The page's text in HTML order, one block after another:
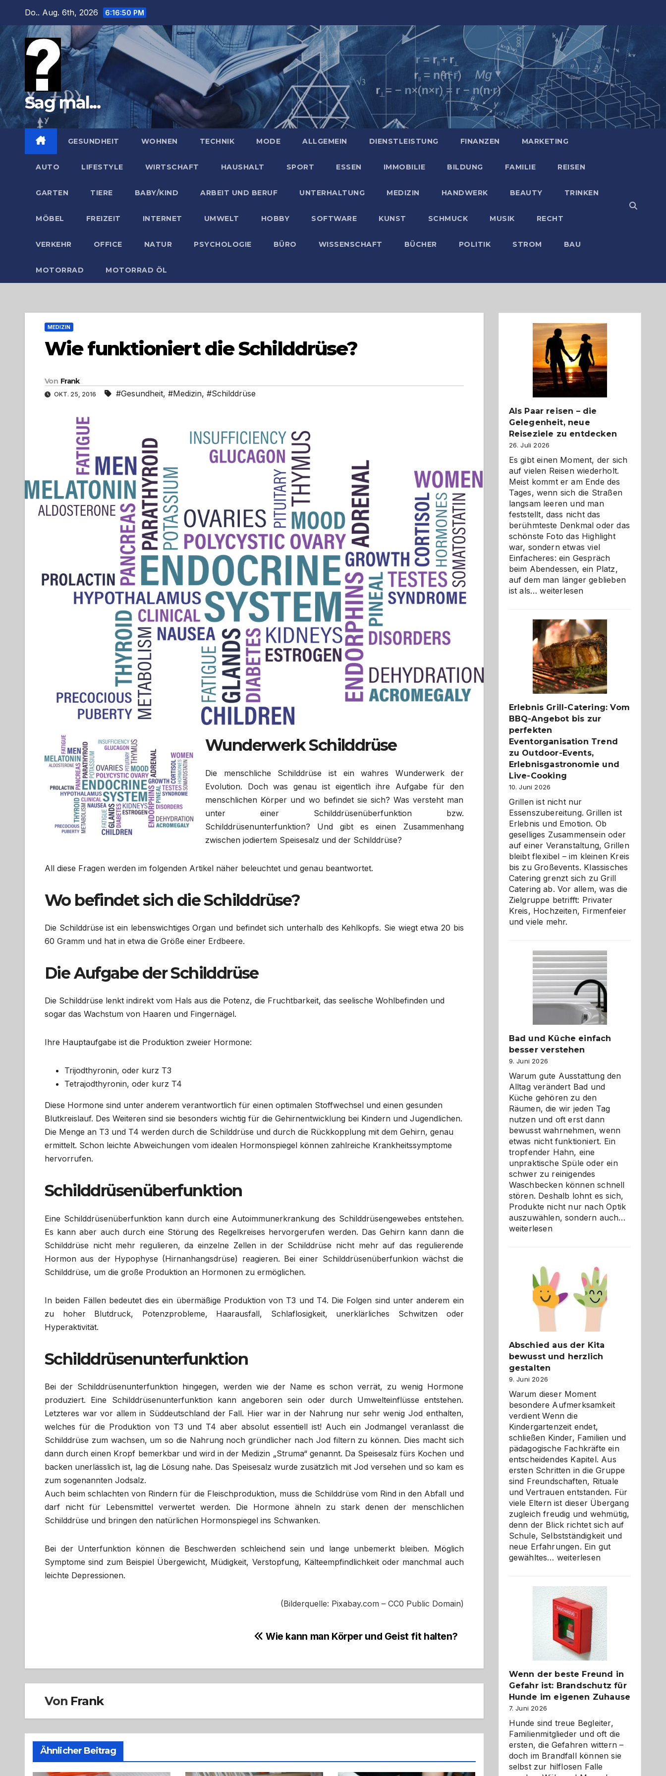
springen
Do.. Aug. 6th, 2026 6:16:51 PM
Sag mal...
GESUNDHEIT WOHNEN TECHNIK MODE ALLGEMEIN DIENSTLEISTUNG FINANZEN MARKETING
AUTO LIFESTYLE WIRTSCHAFT HAUSHALT SPORT ESSEN IMMOBILIE BILDUNG FAMILIE REISEN
GARTEN TIERE BABY/KIND ARBEIT UND BERUF UNTERHALTUNG MEDIZIN HANDWERK BEAUTY TRINKEN
MÖBEL FREIZEIT INTERNET UMWELT HOBBY SOFTWARE KUNST SCHMUCK MUSIK RECHT
VERKEHR OFFICE NATUR PSYCHOLOGIE BÜRO WISSENSCHAFT BÜCHER POLITIK STROM BAU
MOTORRAD MOTORRAD ÖL
MEDIZIN
Wie funktioniert die Schilddrüse?
Von Frank
OKT. 25, 2016 #Gesundheit, #Medizin, #Schilddrüse
Wunderwerk Schilddrüse
Die menschliche Schilddrüse ist ein wahres Wunderwerk der
Evolution. Doch was genau ist eigentlich ihre Aufgabe für den
menschlichen Körper und wo befindet sie sich? Was versteht man
unter einer Schilddrüsenüberfunktion bzw.
Schilddrüsenunterfunktion? Und gibt es einen Zusammenhang
zwischen jodiertem Speisesalz und der Schilddrüse?
All diese Fragen werden im folgenden Artikel näher beleuchtet und genau beantwortet.
Wo befindet sich die Schilddrüse?
Die Schilddrüse ist ein lebenswichtiges Organ und befindet sich unterhalb des Kehlkopfs. Sie wiegt etwa 20 bis
60 Gramm und hat in etwa die Größe einer Erdbeere.
Die Aufgabe der Schilddrüse
Die Schilddrüse lenkt indirekt vom Hals aus die Potenz, die Fruchtbarkeit, das seelische Wohlbefinden und
sogar das Wachstum von Haaren und Fingernägel.
Ihre Hauptaufgabe ist die Produktion zweier Hormone:
Trijodthyronin, oder kurz T3
Tetrajodthyronin, oder kurz T4
Diese Hormone sind unter anderem verantwortlich für einen optimalen Stoffwechsel und einen gesunden
Blutkreislauf. Des Weiteren sind sie besonders wichtig für die Gehirnentwicklung bei Kindern und Jugendlichen.
Die Menge an T3 und T4 werden durch die Schilddrüse und durch die Rückkopplung mit dem Gehirn, genau
ermittelt. Schon leichte Abweichungen vom idealen Hormonspiegel können zahlreiche Krankheitssymptome
hervorrufen.
Schilddrüsenüberfunktion
Eine Schilddrüsenüberfunktion kann durch eine Autoimmunerkrankung des Schilddrüsengewebes entstehen.
Es kann aber auch durch eine Störung des Regelkreises hervorgerufen werden. Das Gehirn kann dann die
Schilddrüse nicht mehr regulieren, da einzelne Zellen in der Schilddrüse nicht mehr auf das regulierende
Hormon aus der Hypophyse (Hirnanhangsdrüse) reagieren. Bei einer Schilddrüsenüberfunkion wächst die
Schilddrüse, um die große Produktion an Hormonen zu ermöglichen.
In beiden Fällen bedeutet dies ein übermäßige Produktion von T3 und T4. Die Folgen sind unter anderem ein
zu hoher Blutdruck, Potenzprobleme, Haarausfall, Schlaflosigkeit, unerklärliches Schwitzen oder
Hyperaktivität.
Schilddrüsenunterfunktion
Bei der Schilddrüsenunterfunktion hingegen, werden wie der Name es schon verrät, zu wenig Hormone
produziert. Eine Schilddrüsenunterfunktion kann angeboren sein oder durch Umwelteinflüsse entstehen.
Letzteres war vor allem in Süddeutschland der Fall. Hier war in der Nahrung nur sehr wenig Jod enthalten,
welches für die Produktion von T3 und T4 aber absolut essentiell ist! Auch ein Jodmangel veranlasst die
Schilddrüse zum wachsen, um so die Nahrung noch gründlicher nach Jod filtern zu können. Dies macht sich
dann durch einen Kropf bemerkbar und wird in der Medizin „Struma“ genannt. Da Speisesalz fürs Kochen und
backen unerlässlich ist, lag die Lösung nahe. Das Speisesalz wurde zusätzlich mit Jod versehen und so kam es
zum sogenannten Jodsalz.
Auch beim schlachten von Rindern für die Fleischproduktion, muss die Schilddrüse vom Rind in den Abfall und
darf nicht für Lebensmittel verwertet werden. Die Hormone ähneln zu stark denen der menschlichen
Schilddrüse und bringen den natürlichen Hormonspiegel ins Schwanken.
Bei der Unterfunktion können die Beschwerden schleichend sein und lange unbemerkt bleiben. Möglich
Symptome sind zum Beispiel Übergewicht, Müdigkeit, Verstopfung, Kälteempfindlichkeit oder manchmal auch
leichte Depressionen.
(Bilderquelle: Pixabay.com – CC0 Public Domain)
Wie kann man Körper und Geist fit halten?
Von Frank
Ähnlicher Beitrag
Als Paar reisen – die
Gelegenheit, neue
Reiseziele zu entdecken
26. Juli 2026
Es gibt einen Moment, der sich
auf vielen Reisen wiederholt.
Meist kommt er am Ende des
Tages, wenn sich die Straßen
langsam leeren und man
feststellt, dass nicht das
berühmteste Denkmal oder das
schönste Foto das Highlight
war, sondern etwas viel
Einfacheres: ein Gespräch
beim Abendessen, ein Platz,
auf dem man länger geblieben
ist als…Als
die
Gelegenheit,
neue
Reiseziele
zu
entdecken
weiterlesen
Erlebnis Grill-Catering: Vom
BBQ-Angebot bis zur
perfekten
Eventorganisation Trend
zu Outdoor-Events,
Erlebnisgastronomie und
Live-Cooking
10. Juni 2026
Grillen ist nicht nur
Essenszubereitung. Grillen ist
Erlebnis und Emotion. Ob
geselliges Zusammensein oder
auf einer Veranstaltung, Grillen
bleibt flexibel – im kleinen Kreis
bis zu Großevents. Klassisches
Catering grenzt sich zu Grill
Catering ab. Vor allem, was die
Zielgruppe betrifft: Privater
Kreis, Hochzeiten, Firmenfeier
und viele mehr.
Bad und Küche einfach
besser verstehen
9. Juni 2026
Warum gute Ausstattung den
Alltag verändert Bad und
Küche gehören zu den
Räumen, die wir jeden Tag
nutzen und oft erst dann
bewusst wahrnehmen, wenn
etwas nicht funktioniert. Ein
tropfender Hahn, eine
unpraktische Spüle oder ein
schwer zu reinigendes
Waschbecken können schnell
stören. Deshalb lohnt es sich,
Produkte nicht nur nach Optik
auszuwählen, sondern auch…
weiterlesen
Abschied aus der Kita
bewusst und herzlich
gestalten
9. Juni 2026
Warum dieser Moment
besondere Aufmerksamkeit
verdient Wenn die
Kindergartenzeit endet,
schließen Kinder, Familien und
pädagogische Fachkräfte ein
entscheidendes Kapitel. Aus
ersten Schritten in die Gruppe
sind Freundschaften, Rituale
und Vertrauen entstanden. Für
viele Eltern ist dieser Übergang
zugleich freudig und wehmütig,
denn der Blick richtet sich auf
Schule, Selbstständigkeit und
neue Erfahrungen. Ein gut
gewähltes… Abschied
Kita
bewusst
und
herzlich
gestalten
weiterlesen
Wenn der beste Freund in
Gefahr ist: Brandschutz für
Hunde im eigenen Zuhause
7. Juni 2026
Hunde sind treue Begleiter,
Familienmitglieder und oft die
ersten, die Gefahren wittern –
doch im Brandfall können sie
selbst zur hilflosen Falle